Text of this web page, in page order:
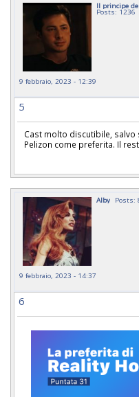
Il principe
Posts: 1236
9 febbraio, 2023 - 12:39
5
Cast molto discutibile, salvo
Pelizon come preferita. Il
Alby Posts:
9 febbraio, 2023 - 14:37
6